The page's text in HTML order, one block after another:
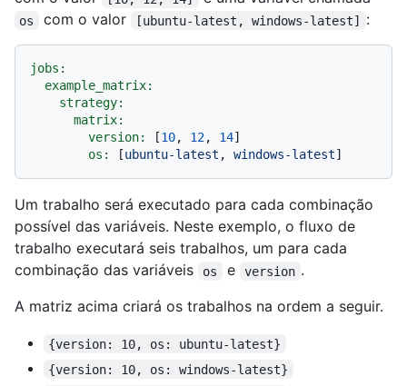
os com o valor [ubuntu-latest, windows-latest] :
jobs:
example_matrix:
strategy:
matrix:
version:
[10, 12, 14]
os:
[ubuntu-latest , windows-latest
Um trabalho será executado para cada combinação
possível das variáveis. Neste exemplo, o fluxo de
trabalho executará seis trabalhos, um para cada
combinação das variáveis
os e version .
A matriz acima criará os trabalhos na ordem a seguir.
{version: 10, os: ubuntu-latest}
{version: 10, os: windows-latest}